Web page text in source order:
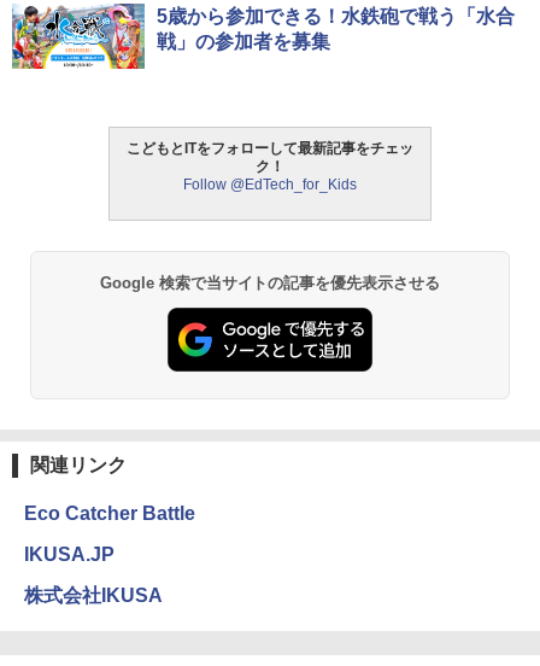
1
タッチペンで音が聞ける!はじめてずかん
1000 英語つき ([バラエティ])
中学英語をもう一度ひとつひとつわかり
やすく。改訂版
仮面ライダー 改造人間 限定ケース版
4
1
ThinkFun ボードゲーム 「サーキット・
メイズ」 配線回路をプログラミングする
日本語説明書付 8歳~ 76341 誕生日 クリ
￥1,980
物理実験モデル楽器電磁気教材を教える
Galtonplatteの物理的な機器
5歳から参加できる！水鉄砲で戦う「水合
戦」の参加者を募集
こどもとITをフォローして最新記事をチェッ
ク！
Follow @EdTech_for_Kids
Google 検索で当サイトの記事を優先表示させる
関連リンク
Eco Catcher Battle
IKUSA.JP
株式会社IKUSA